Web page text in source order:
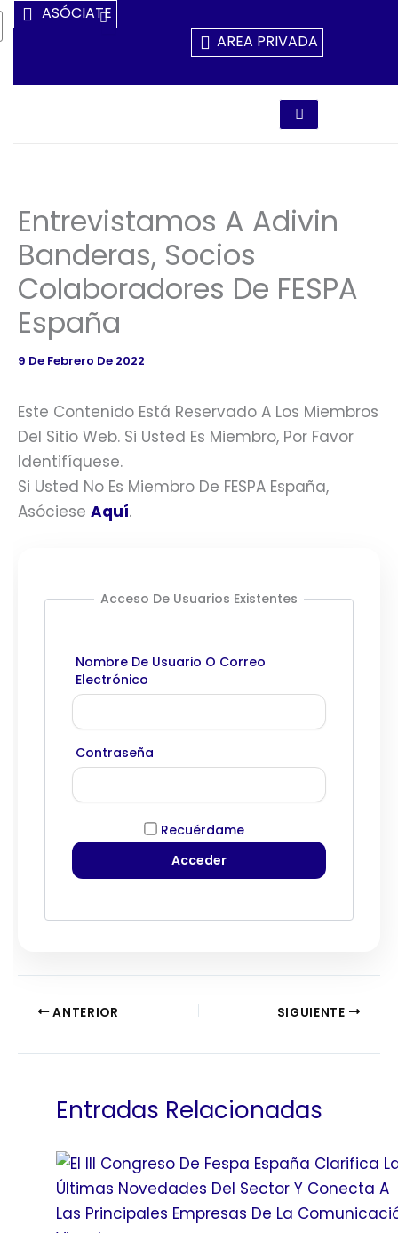
Ir
Al
ASÓCIATE
AREA PRIVADA
Entrevistamos A Adivin
Banderas, Socios
Colaboradores De FESPA
España
9 De Febrero De 2022
Este Contenido Está Reservado A Los Miembros
Del Sitio Web. Si Usted Es Miembro, Por Favor
Identifíquese.
Si Usted No Es Miembro De FESPA España,
Asóciese Aquí.
Acceso De Usuarios Existentes
Nombre De Usuario O Correo
Electrónico
Contraseña
Recuérdame
ANTERIOR SIGUIENTE
Entradas Relacionadas